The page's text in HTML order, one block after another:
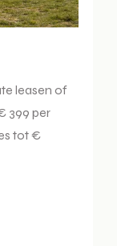
leasen of
399 per
tot €